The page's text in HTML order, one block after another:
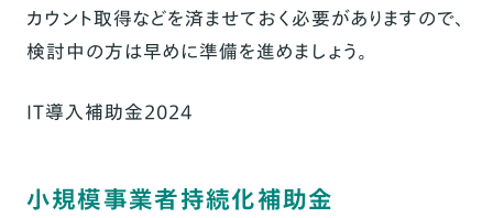
カウント取得などを済ませておく必要がありますので、
検討中の方は早めに準備を進めましょう。
IT導入補助金2024
小規模事業者持続化補助金